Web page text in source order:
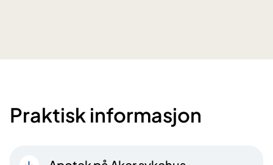
Praktisk informasjon